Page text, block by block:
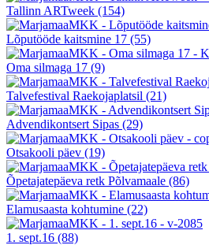
Tallinn ARTweek (154)
Lõputööde kaitsmine 17 (55)
Oma silmaga 17 (9)
Talvefestival Raekojaplatsil (21)
Advendikontsert Sipas (29)
Otsakooli päev (19)
Õpetajatepäeva retk Põlvamaale (86)
Elamusaasta kohtumine (22)
1. sept.16 (88)